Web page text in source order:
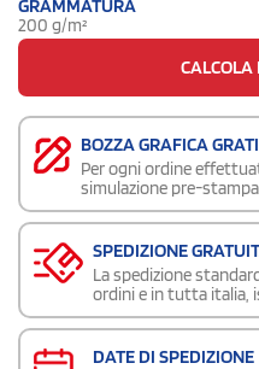
GRAMMATURA
200 g/m²
BOZZA GRAFICA
Per ogni ordine
simulazione pre-
SPEDIZIONE
La spedizione
ordini e in tutta italia,
DATE DI SPEDIZIONE